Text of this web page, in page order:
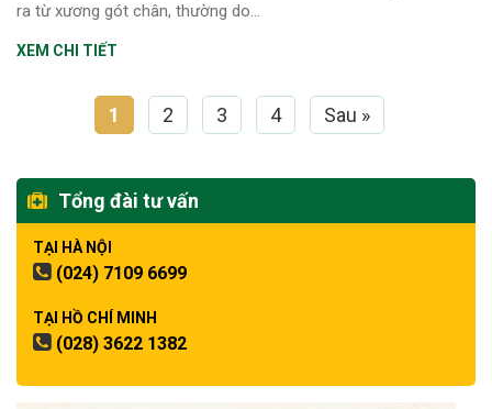
ra từ xương gót chân, thường do...
XEM CHI TIẾT
1 2 3 4 Sau »
Tổng đài tư vấn
TẠI HÀ NỘI
(024) 7109 6699
TẠI HỒ CHÍ MINH
(028) 3622 1382